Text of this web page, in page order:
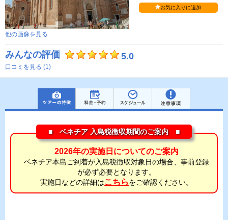
他の画像を見る
お気に入りに追加
みんなの評価 5.0
口コミを見る (1)
■ ベネチア 入島税徴収期間のご案内 ■
2026年の実施日についてのご案内
ベネチア本島ご到着が入島税徴収対象日の場合、事前登録
が必ず必要となります。
実施日などの詳細はこちらをご確認ください。